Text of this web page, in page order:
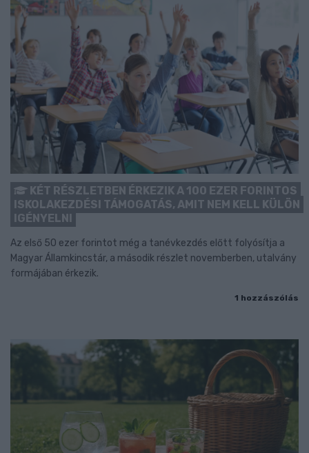
KÉT RÉSZLETBEN ÉRKEZIK A 100 EZER FORINTOS
ISKOLAKEZDÉSI TÁMOGATÁS, AMIT NEM KELL KÜLÖN
IGÉNYELNI
Az első 50 ezer forintot még a tanévkezdés előtt folyósítja a
Magyar Államkincstár, a második részlet novemberben, utalvány
formájában érkezik.
1 hozzászólás